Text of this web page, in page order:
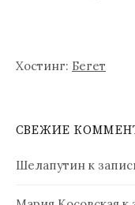
Хостинг: Бегет
СВЕЖИЕ
Шелапутин к